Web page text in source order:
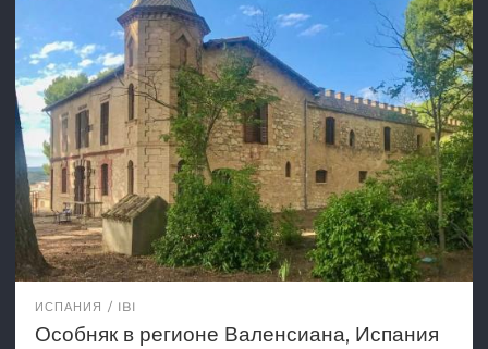
ИСПАНИЯ IBI
Особняк в регионе Валенсиана, Испания